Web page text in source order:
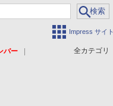
Impress サイト
全カテゴリ
バー